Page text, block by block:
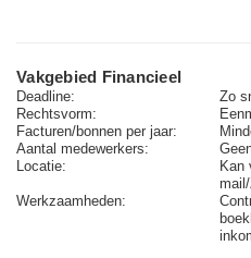
Vakgebied Financieel
Deadline:
Zo
Rechtsvorm:
Facturen/bonnen per jaar:
Aantal medewerkers:
Locatie:
Kan
Werkzaamheden: